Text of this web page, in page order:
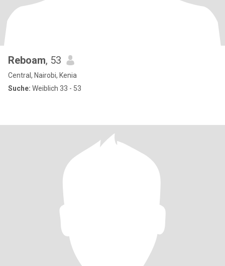
Reboam, 53
Central, Nairobi, Kenia
Suche: Weiblich 33 - 53